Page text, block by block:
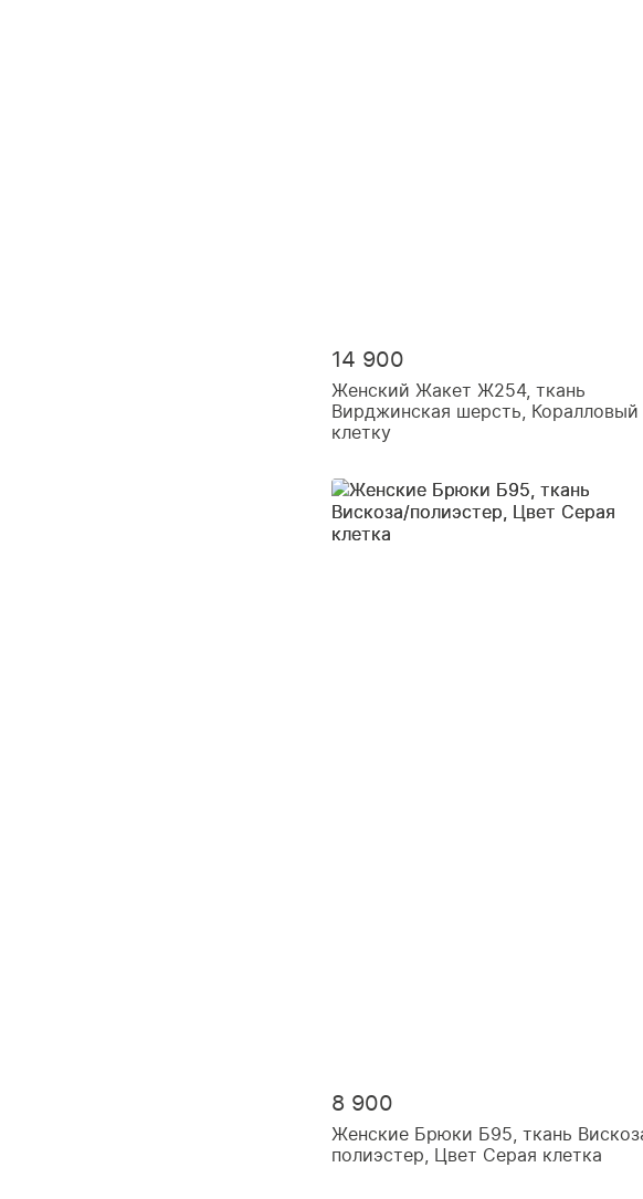
14 900
Женский Жакет Ж254, ткань
Вирджинская шерсть, Коралловый
клетку
8 900
Женские Брюки Б95, ткань
полиэстер, Цвет Серая клетка